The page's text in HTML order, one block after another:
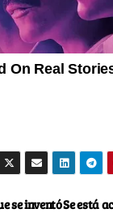
Se está
se inventó